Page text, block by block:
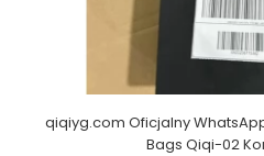
qiqiyg.com Oficjalny
Bags Qiqi-02